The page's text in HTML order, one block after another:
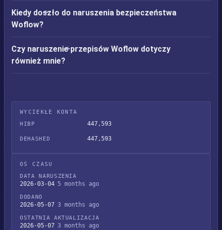
Kiedy doszło do naruszenia bezpieczeństwa
Woflow?
Czy naruszenie przepisów Woflow dotyczy
również mnie?
WYCIEKŁE KONTA
HIBP
447,593
DEHASHED 447,593
OŚ CZASU
DATA NARUSZENIA
2026-03-04 5 months ago
DODANO
2026-05-07 3 months ago
OSTATNIA AKTUALIZACJA
2026-05-07 3 months ago